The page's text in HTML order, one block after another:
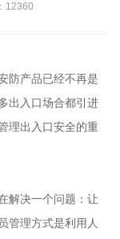
12360
防产品已经不再是
出入口场合都引进
理出入口安全的重
解决一个问题：让
管理方式是利用人